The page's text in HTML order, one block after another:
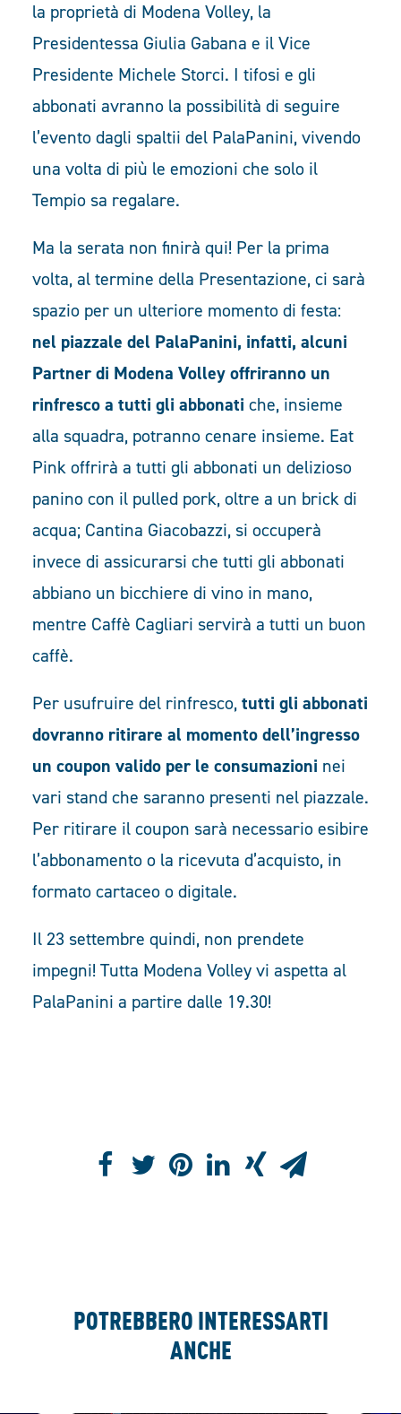
la proprietà di Modena Volley, la
Presidentessa Giulia Gabana e il Vice
Presidente Michele Storci. I tifosi e gli
abbonati avranno la possibilità di seguire
l’evento dagli spaltii del PalaPanini, vivendo
una volta di più le emozioni che solo il
Tempio sa regalare.
Ma la serata non finirà qui! Per la prima
volta, al termine della Presentazione, ci sarà
spazio per un ulteriore momento di festa:
nel piazzale del PalaPanini, infatti, alcuni
Partner di Modena Volley offriranno un
rinfresco a tutti gli abbonati che, insieme
alla squadra, potranno cenare insieme. Eat
Pink offrirà a tutti gli abbonati un delizioso
panino con il pulled pork, oltre a un brick di
acqua; Cantina Giacobazzi, si occuperà
invece di assicurarsi che tutti gli abbonati
abbiano un bicchiere di vino in mano,
mentre Caffè Cagliari servirà a tutti un buon
caffè.
Per usufruire del rinfresco,tutti gli abbonati
dovranno ritirare al momento dell’ingresso
un coupon valido per le consumazioni nei
vari stand che saranno presenti nel piazzale.
Per ritirare il coupon sarà necessario esibire
l’abbonamento o la ricevuta d’acquisto, in
formato cartaceo o digitale.
Il 23 settembre quindi, non prendete
impegni! Tutta Modena Volley vi aspetta al
PalaPanini a partire dalle 19.30!
POTREBBERO INTERESSARTI
ANCHE